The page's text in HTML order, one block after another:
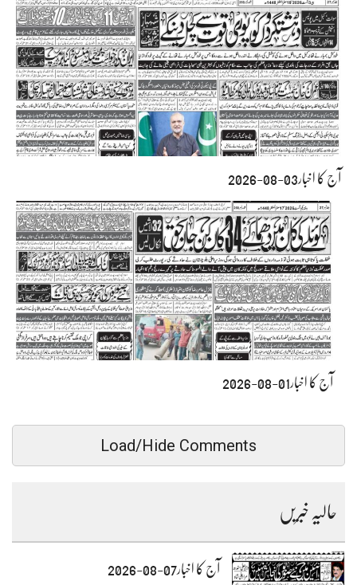
آج کا اخبار03-08-2026
آج کا اخبار01-08-2026
Load/Hide Comments
حالیہ خبریں
آج کا اخبار07-08-2026